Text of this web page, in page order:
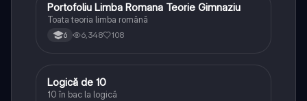
Limba și literatura română
Portofoliu Limba Romana Teorie Gimnaziu
Toata teoria limba română
6 6,348 108
Logică
Logică de 10
10 în bac la logică